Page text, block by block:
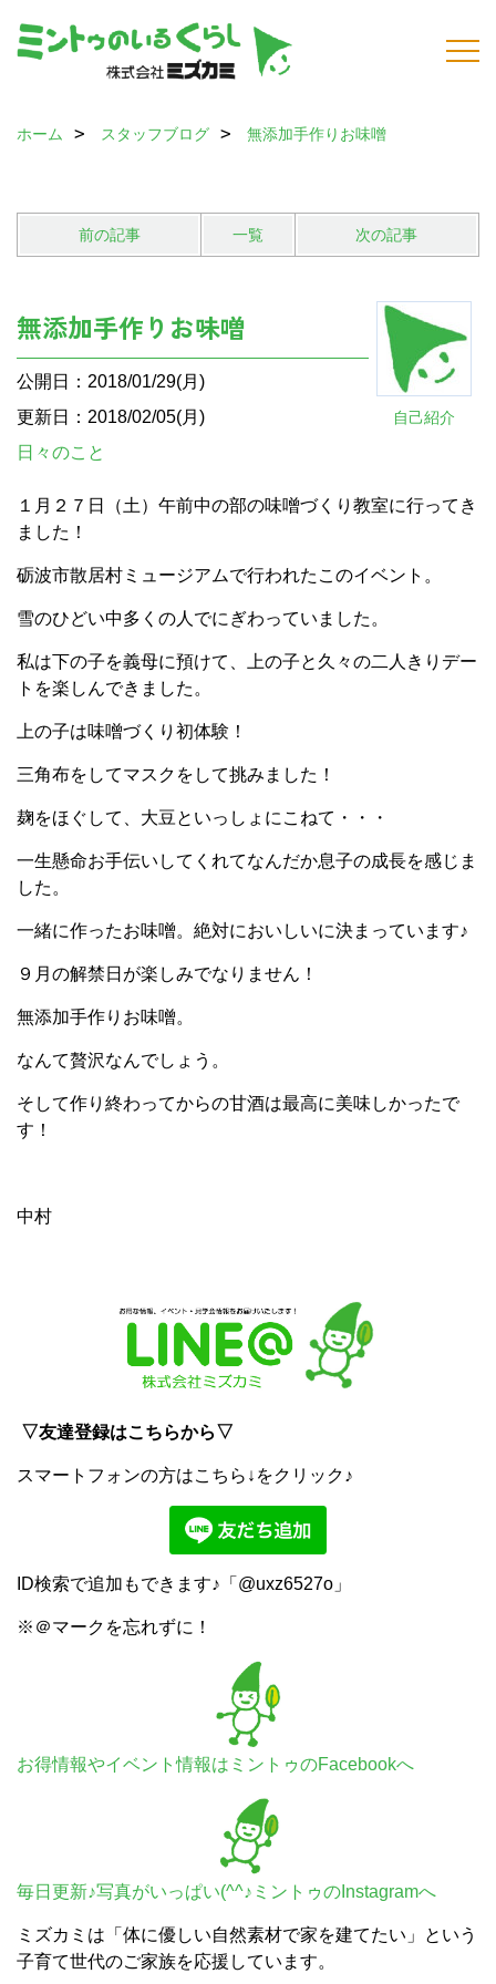
ホーム スタッフブログ 無添加手作りお味噌
前の記事 一覧 次の記事
自己紹介
無添加手作りお味噌
公開日：2018/01/29(月)
更新日：2018/02/05(月)
日々のこと
１月２７日（土）午前中の部の味噌づくり教室に行ってき
ました！
砺波市散居村ミュージアムで行われたこのイベント。
雪のひどい中多くの人でにぎわっていました。
私は下の子を義母に預けて、上の子と久々の二人きりデー
トを楽しんできました。
上の子は味噌づくり初体験！
三角布をしてマスクをして挑みました！
麹をほぐして、大豆といっしょにこねて・・・
一生懸命お手伝いしてくれてなんだか息子の成長を感じま
した。
一緒に作ったお味噌。絶対においしいに決まっています♪
９月の解禁日が楽しみでなりません！
無添加手作りお味噌。
なんて贅沢なんでしょう。
そして作り終わってからの甘酒は最高に美味しかったで
す！
中村
▽友達登録はこちらから▽
スマートフォンの方はこちら↓をクリック♪
ID検索で追加もできます♪「@uxz6527o」
※＠マークを忘れずに！
お得情報やイベント情報はミントゥのFacebookへ
毎日更新♪写真がいっぱい(^^♪ミントゥのInstagramへ
ミズカミは「体に優しい自然素材で家を建てたい」という
子育て世代のご家族を応援しています。